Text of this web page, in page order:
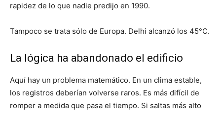
rapidez de lo que nadie predijo en 1990.
Tampoco se trata sólo de Europa. Delhi alcanzó los 45°C.
La lógica ha abandonado el edificio
Aquí hay un problema matemático. En un clima estable,
los registros deberían volverse raros. Es más difícil de
romper a medida que pasa el tiempo. Si saltas más alto